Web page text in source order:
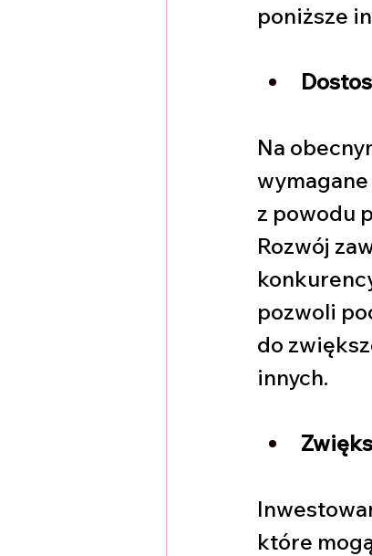
poniższe
Na
z powodu
Rozwój
pozwoli
do
innych.
które